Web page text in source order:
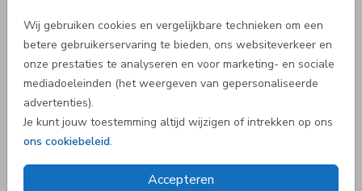
Wij gebruiken cookies en vergelijkbare technieken om een
betere gebruikerservaring te bieden, ons websiteverkeer en
onze prestaties te analyseren en voor marketing- en sociale
mediadoeleinden (het weergeven van gepersonaliseerde
advertenties).
Je kunt jouw toestemming altijd wijzigen of intrekken op ons
ons cookiebeleid.
Accepteren
4.5